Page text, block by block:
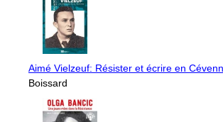
Aimé Vielzeuf: Résister et écrire en
Boissard